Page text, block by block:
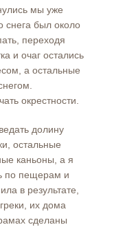
мы уже
снега был около
переходя
и очаг остались
а остальные
окрестности.
долину
остальные
каньоны, а я
по пещерам и
в результате,
их дома
сделаны